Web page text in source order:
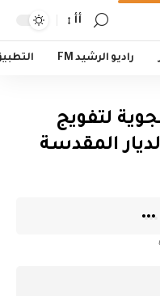
أأ
راديو الرشيد FM
لتفويج
المقدسة